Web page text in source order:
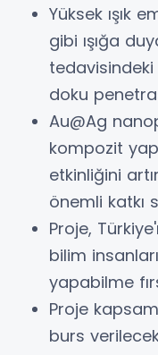
Yüksek ışık
gibi ışığa
doku
Au@Ag
kompozit
etkinliğini
önemli katkı
Proje,
bilim
yapabilme
Proje
burs